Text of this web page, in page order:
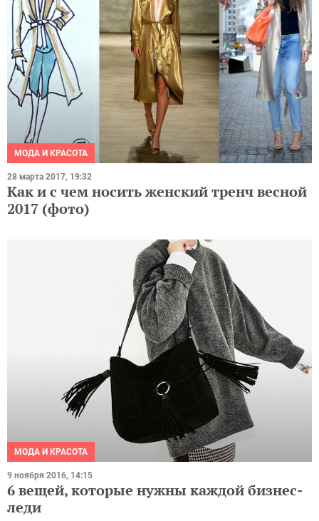
МОДА И КРАСОТА
28 марта 2017, 19:32
Как и с чем носить женский тренч весной
2017 (фото)
МОДА И КРАСОТА
9 ноября 2016, 14:15
6 вещей, которые нужны каждой бизнес-
леди